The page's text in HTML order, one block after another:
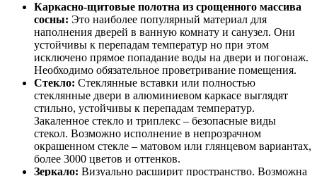
Каркасно-щитовые полотна из срощенного массива
сосны: Это наиболее популярный материал для
наполнения дверей в ванную комнату и санузел. Они
устойчивы к перепадам температур но при этом
исключено прямое попадание воды на двери и погонаж.
Необходимо обязательное проветривание помещения.
Стекло: Стеклянные вставки или полностью
стеклянные двери в алюминиевом каркасе выглядят
стильно, устойчивы к перепадам температур.
Закаленное стекло и триплекс – безопасные виды
стекол. Возможно исполнение в непрозрачном
окрашенном стекле – матовом или глянцевом вариантах,
более 3000 цветов и оттенков.
Зеркало: Визуально расширит пространство. Возможна